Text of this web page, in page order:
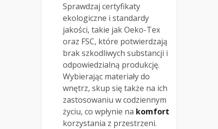
Sprawdzaj certyfikaty
ekologiczne i standardy
jakości, takie jak Oeko-Tex
oraz FSC, które potwierdzają
brak szkodliwych substancji i
odpowiedzialną produkcję.
Wybierając materiały do
wnętrz, skup się także na ich
zastosowaniu w codziennym
życiu, co wpłynie na komfort
korzystania z przestrzeni.